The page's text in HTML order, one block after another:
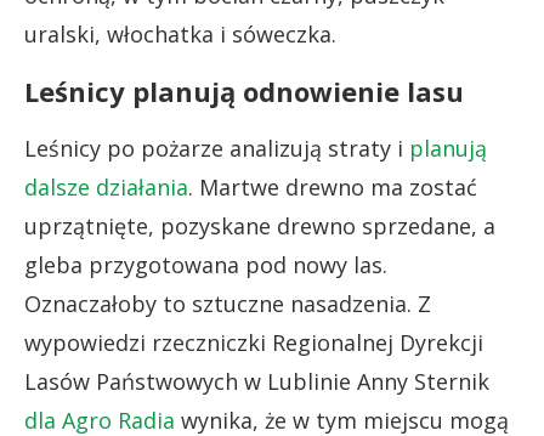
uralski, włochatka i sóweczka.
Leśnicy planują odnowienie lasu
Leśnicy po pożarze analizują straty i planują
dalsze działania. Martwe drewno ma zostać
uprzątnięte, pozyskane drewno sprzedane, a
gleba przygotowana pod nowy las.
Oznaczałoby to sztuczne nasadzenia. Z
wypowiedzi rzeczniczki Regionalnej Dyrekcji
Lasów Państwowych w Lublinie Anny Sternik
dla Agro Radia wynika, że w tym miejscu mogą